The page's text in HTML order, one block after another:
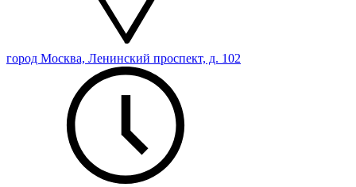
город Москва, Ленинский проспект, д. 102